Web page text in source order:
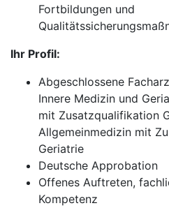
Fortbildungen und
Ihr Profil:
Abgeschlossene
Innere Medizin und
mit Zusatzqualifikation
Allgemeinmedizin mit
Geriatrie
Deutsche Approbation
Offenes Auftreten,
Kompetenz